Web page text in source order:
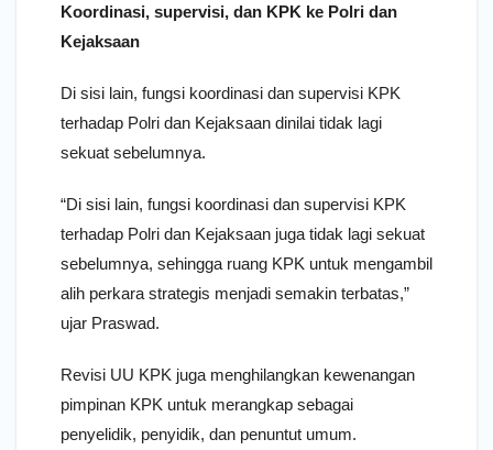
Koordinasi, supervisi, dan KPK ke Polri dan
Kejaksaan
Di sisi lain, fungsi koordinasi dan supervisi KPK
terhadap Polri dan Kejaksaan dinilai tidak lagi
sekuat sebelumnya.
“Di sisi lain, fungsi koordinasi dan supervisi KPK
terhadap Polri dan Kejaksaan juga tidak lagi sekuat
sebelumnya, sehingga ruang KPK untuk mengambil
alih perkara strategis menjadi semakin terbatas,”
ujar Praswad.
Revisi UU KPK juga menghilangkan kewenangan
pimpinan KPK untuk merangkap sebagai
penyelidik, penyidik, dan penuntut umum.